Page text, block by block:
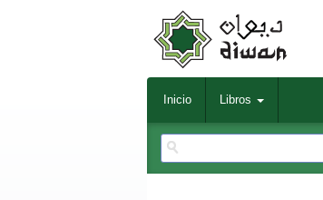
Inicio Libros